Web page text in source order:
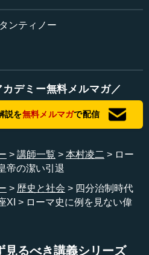
た。
いに巻き込まれていくとこ
レティアヌスという人の引退
に引退してから亡くなるまで
～8年ぐらいは生きていたので
、そこにディオクレティアヌ
は畑仕事をしていたといいま
か、ストア哲学を信奉してい
さもそれに由来するのでしょ
きちんとやるけれども、むし
ンティノー
デミー無料メルマガ／
説を無料メルマガで配信
講師一覧 本村凌二
ロー
帝の潔い引退
歴史と社会
四分治制時代
XI
ローマ史に例を見ない偉
見るべき講義シリーズ